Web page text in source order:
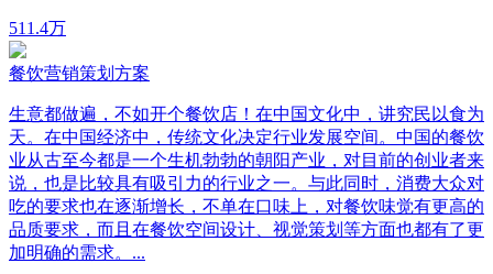
51 1.4万
餐饮营销策划方案
生意都做遍，不如开个餐饮店！在中国文化中，讲究民以食为
天。在中国经济中，传统文化决定行业发展空间。中国的餐饮
业从古至今都是一个生机勃勃的朝阳产业，对目前的创业者来
说，也是比较具有吸引力的行业之一。与此同时，消费大众对
吃的要求也在逐渐增长，不单在口味上，对餐饮味觉有更高的
品质要求，而且在餐饮空间设计、视觉策划等方面也都有了更
加明确的需求。...